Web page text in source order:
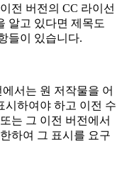
전 버전의 CC 라이선
알고 있다면 제목도
들이 있습니다.
서는 원 저작물을 어
시하여야 하고 이전 수
는 그 이전 버전에서
하여 그 표시를 요구